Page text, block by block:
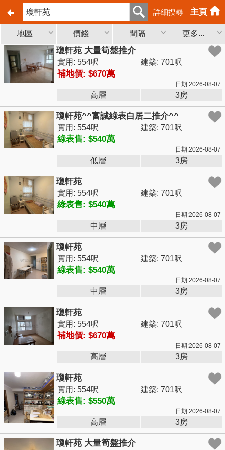
詳細搜尋 主頁
地區 價錢 間隔 更多...
瓊軒苑 大量筍盤推介
實用: 554呎 建築: 701呎
補地價: $670萬
日期:2026-08-07
高層 3房
瓊軒苑^^富誠綠表白居二推介^^
實用: 554呎 建築: 701呎
綠表售: $540萬
日期:2026-08-07
低層 3房
瓊軒苑
實用: 554呎 建築: 701呎
綠表售: $540萬
日期:2026-08-07
中層 3房
瓊軒苑
實用: 554呎 建築: 701呎
綠表售: $540萬
日期:2026-08-07
中層 3房
瓊軒苑
實用: 554呎 建築: 701呎
補地價: $670萬
日期:2026-08-07
高層 3房
瓊軒苑
實用: 554呎 建築: 701呎
綠表售: $550萬
日期:2026-08-07
高層 3房
瓊軒苑 大量筍盤推介